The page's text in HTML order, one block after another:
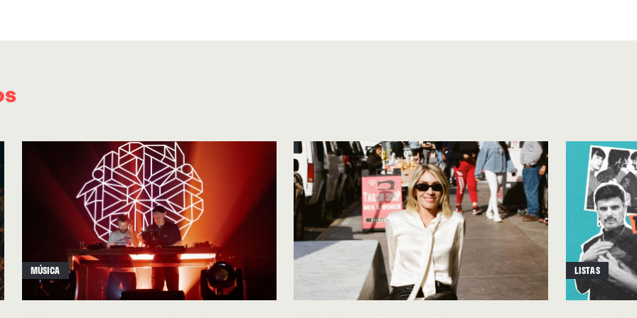
música deRRUCCULLA. En“Wind Pose”encuentra un ritmo 2- step
maravilloso y, en lugar de potenciarlo, como hubieran hecho la mayoría de
productores, lo entierra bajo capas de sonidos celestiales y un poco de
elecricidad estática, demostrando un control que no se percibía en
anteriores trabajos.“Zeru Freq.”
, el tema, es más frenético, rescantando el
maximalismo de “SHuSH”, pero, de nuevo, se percibe otro matiz. En“1 Tsp
Breeze” sí que se permite dar rienda suelta con las baquetas, aunque sean
solo dos minutos. Y las largas y sinuosas
“Draw Us Before We Fade”(un tema
MÚSICA LISTAS